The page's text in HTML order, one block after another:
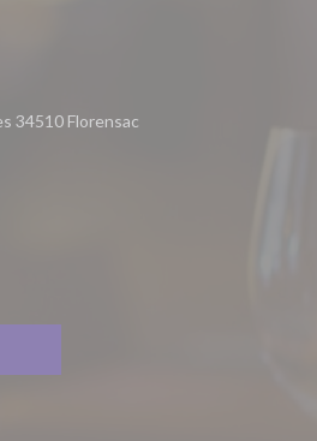
34510 Florensac